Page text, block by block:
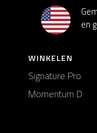
en
WINKELEN
Signature Pro
Momentum D